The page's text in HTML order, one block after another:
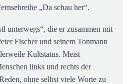
„Da schau her“.
unterwegs“, die er zusammen mit
Fischer und seinem Tonmann
Kultstatus. Meist
links und rechts der
ohne selbst viele Worte zu